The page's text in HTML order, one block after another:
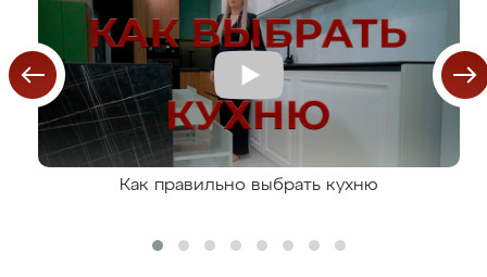
Как правильно выбрать кухню